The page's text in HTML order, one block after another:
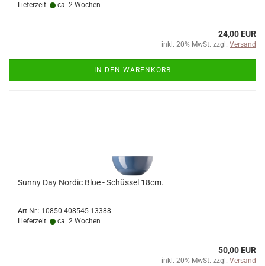
Lieferzeit:
ca. 2 Wochen
24,00 EUR
inkl. 20% MwSt. zzgl. Versand
IN DEN WARENKORB
Sunny Day Nordic Blue - Schüssel 18cm.
Art.Nr.: 10850-408545-13388
Lieferzeit:
ca. 2 Wochen
50,00 EUR
inkl. 20% MwSt. zzgl. Versand